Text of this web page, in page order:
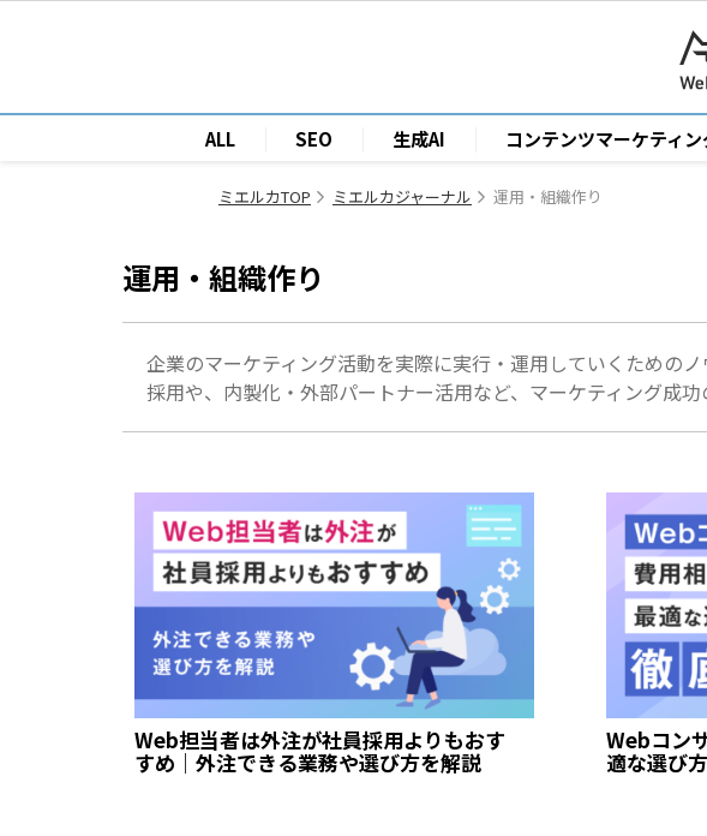
ALL SEO 生成AI コンテンツマーケティン
ミエルカTOP ミエルカジャーナル 運用・組織作り
運用・組織作り
企業のマーケティング活動を実際に実行・運用していくための
採用や、内製化・外部パートナー活用など、マーケティング成
Web担当者は外注が社員採用よりもおす
すめ｜外注できる業務や選び方を解説
Webコン
適な選び